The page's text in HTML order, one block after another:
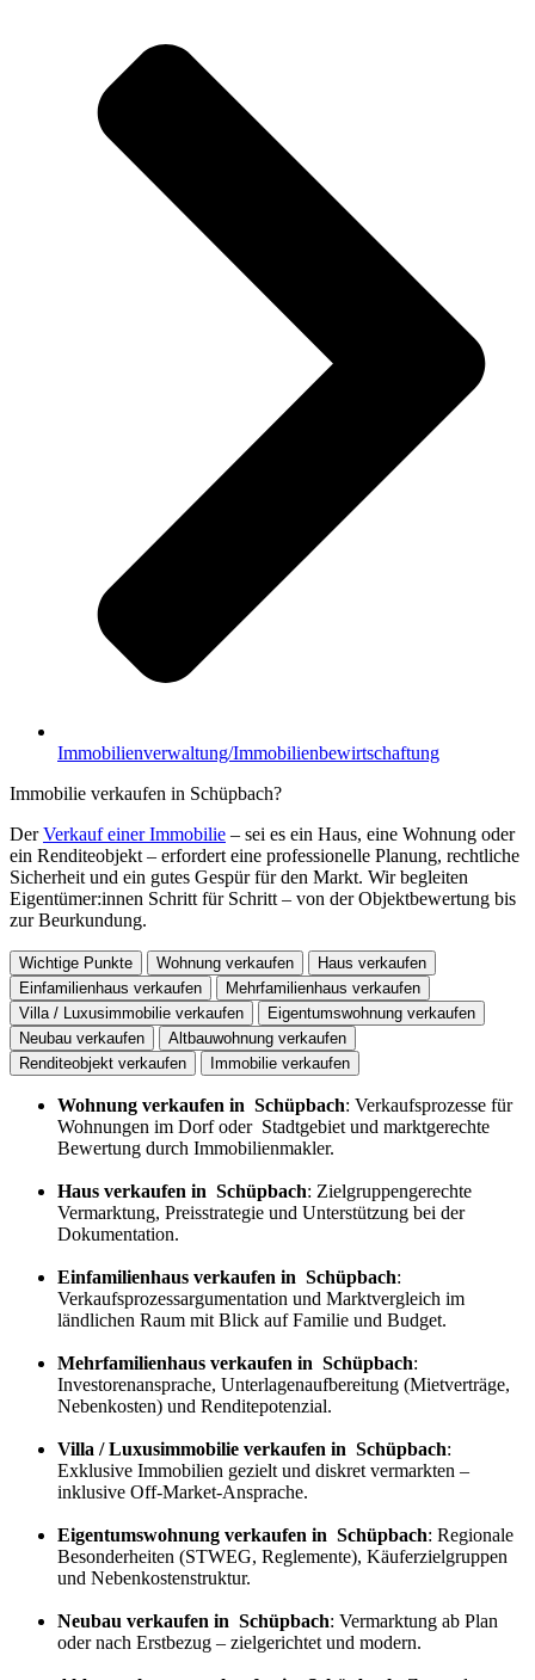
Immobilienverwaltung/Immobilienbewirtschaftung
Immobilie verkaufen in Schüpbach?
DerVerkauf einer Immobilie – sei es ein Haus, eine Wohnung oder
ein Renditeobjekt – erfordert eine professionelle Planung, rechtliche
Sicherheit und ein gutes Gespür für den Markt. Wir begleiten
Eigentümer:innen Schritt für Schritt – von der Objektbewertung bis
zur Beurkundung.
Wichtige Punkte Wohnung verkaufen
Haus verkaufen
Einfamilienhaus verkaufen
Mehrfamilienhaus verkaufen
Villa / Luxusimmobilie verkaufen
Eigentumswohnung verkaufen
Neubau verkaufen
Altbauwohnung verkaufen
Renditeobjekt verkaufen
Immobilie verkaufen
Wohnung verkaufen in Schüpbach: Verkaufsprozesse für
Wohnungen im Dorf oder Stadtgebiet und marktgerechte
Bewertung durch Immobilienmakler.
Haus verkaufen in Schüpbach: Zielgruppengerechte
Vermarktung, Preisstrategie und Unterstützung bei der
Dokumentation.
Einfamilienhaus verkaufen in Schüpbach:
Verkaufsprozessargumentation und Marktvergleich im
ländlichen Raum mit Blick auf Familie und Budget.
Mehrfamilienhaus verkaufen in Schüpbach:
Investorenansprache, Unterlagenaufbereitung (Mietverträge,
Nebenkosten) und Renditepotenzial.
Villa / Luxusimmobilie verkaufen in Schüpbach:
Exklusive Immobilien gezielt und diskret vermarkten –
inklusive Off-Market-Ansprache.
Eigentumswohnung verkaufen in Schüpbach: Regionale
Besonderheiten (STWEG, Reglemente), Käuferzielgruppen
und Nebenkostenstruktur.
Neubau verkaufen in Schüpbach: Vermarktung ab Plan
oder nach Erstbezug – zielgerichtet und modern.